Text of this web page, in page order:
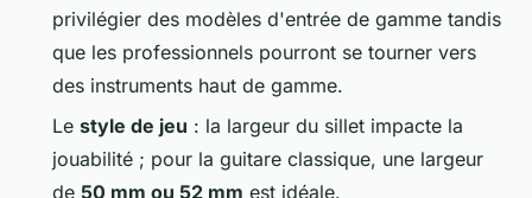
privilégier des modèles d'entrée de gamme tandis
que les professionnels pourront se tourner vers
des instruments haut de gamme.
Le style de jeu : la largeur du sillet impacte la
jouabilité ; pour la guitare classique, une largeur
de 50 mm ou 52 mm est idéale.